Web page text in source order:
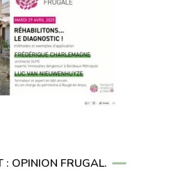
: OPINION FRUGAL.